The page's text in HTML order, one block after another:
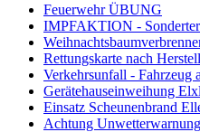
Feuerwehr ÜBUNG
IMPFAKTION -
Rettungskarte nach
Verkehrsunfall - Fahrzeug
Gerätehauseinweihung
Einsatz Scheunenbrand
Achtung